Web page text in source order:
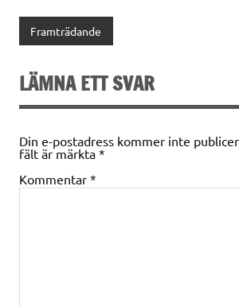
Framträdande
LÄMNA ETT SVAR
Din e-postadress kommer inte
fält är märkta *
Kommentar *